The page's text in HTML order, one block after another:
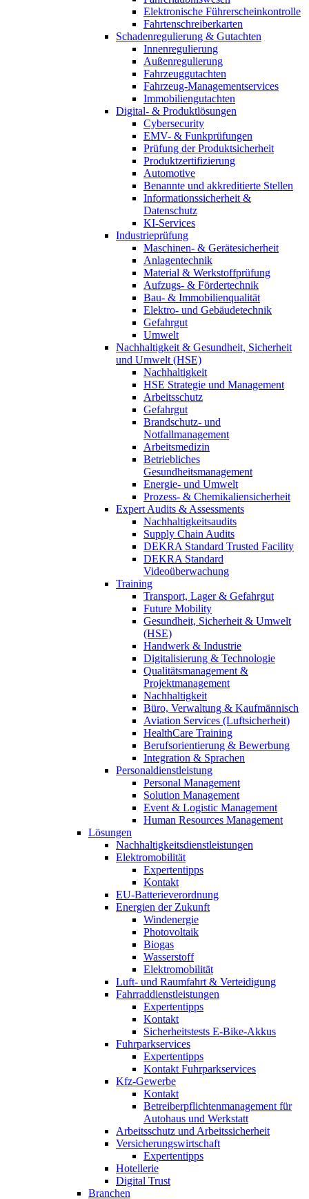
Elektronische Führerscheinkontrolle
Fahrtenschreiberkarten
Schadenregulierung & Gutachten
Innenregulierung
Außenregulierung
Fahrzeuggutachten
Fahrzeug-Managementservices
Immobiliengutachten
Digital- & Produktlösungen
Cybersecurity
EMV- & Funkprüfungen
Prüfung der Produktsicherheit
Produktzertifizierung
Automotive
Benannte und akkreditierte Stellen
Informationssicherheit &
Datenschutz
KI-Services
Industrieprüfung
Maschinen- & Gerätesicherheit
Anlagentechnik
Material & Werkstoffprüfung
Aufzugs- & Fördertechnik
Bau- & Immobilienqualität
Elektro- und Gebäudetechnik
Gefahrgut
Umwelt
Nachhaltigkeit & Gesundheit, Sicherheit
und Umwelt (HSE)
Nachhaltigkeit
HSE Strategie und Management
Arbeitsschutz
Gefahrgut
Brandschutz- und
Notfallmanagement
Arbeitsmedizin
Betriebliches
Gesundheitsmanagement
Energie- und Umwelt
Prozess- & Chemikaliensicherheit
Expert Audits & Assessments
Nachhaltigkeitsaudits
Supply Chain Audits
DEKRA Standard Trusted Facility
DEKRA Standard
Videoüberwachung
Training
Transport, Lager & Gefahrgut
Future Mobility
Gesundheit, Sicherheit & Umwelt
(HSE)
Handwerk & Industrie
Digitalisierung & Technologie
Qualitätsmanagement &
Projektmanagement
Nachhaltigkeit
Büro, Verwaltung & Kaufmännisch
Aviation Services (Luftsicherheit)
HealthCare Training
Berufsorientierung & Bewerbung
Integration & Sprachen
Personaldienstleistung
Personal Management
Solution Management
Event & Logistic Management
Human Resources Management
Lösungen
Nachhaltigkeitsdienstleistungen
Elektromobilität
Expertentipps
Kontakt
EU-Batterieverordnung
Energien der Zukunft
Windenergie
Photovoltaik
Biogas
Wasserstoff
Elektromobilität
Luft- und Raumfahrt & Verteidigung
Fahrraddienstleistungen
Expertentipps
Kontakt
Sicherheitstests E-Bike-Akkus
Fuhrparkservices
Expertentipps
Kontakt Fuhrparkservices
Kfz-Gewerbe
Kontakt
Betreiberpflichtenmanagement für
Autohaus und Werkstatt
Arbeitsschutz und Arbeitssicherheit
Versicherungswirtschaft
Expertentipps
Hotellerie
Digital Trust
Branchen